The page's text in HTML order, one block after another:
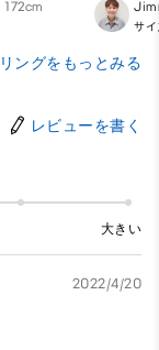
172cm
サイ
ングをもっとみる
レビューを書く
大きい
2022/4/20